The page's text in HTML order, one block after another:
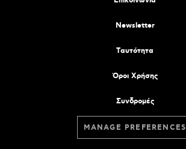
Newsletter
Tαυτότητα
Όροι Χρήσης
Συνδρομές
MANAGE PREFERENCES